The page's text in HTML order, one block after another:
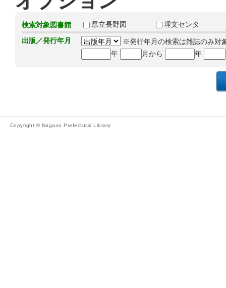
検索対象図書館 県立長野図
埋文センタ
出版／発行年月
※発行年月の検索は雑誌のみ対
年
月から 年
Copyright © Nagano Prefectural Library